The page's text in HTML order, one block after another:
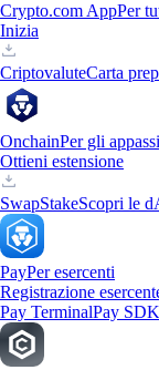
Crypto.com AppPer
Inizia
CriptovaluteCarta
OnchainPer gli
Ottieni estensione
SwapStakeScopri le
PayPer esercenti
Registrazione
Pay TerminalPay SDK